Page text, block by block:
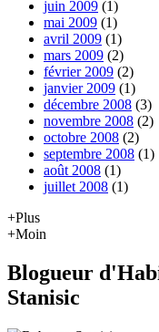
juin 2009 (1)
mai 2009 (1)
avril 2009 (1)
mars 2009 (2)
février 2009 (2)
janvier 2009 (1)
décembre 2008 (3)
novembre 2008 (2)
octobre 2008 (2)
septembre 2008 (1)
août 2008 (1)
juillet 2008 (1)
+Plus
+Moin
Blogueur
Stanisic